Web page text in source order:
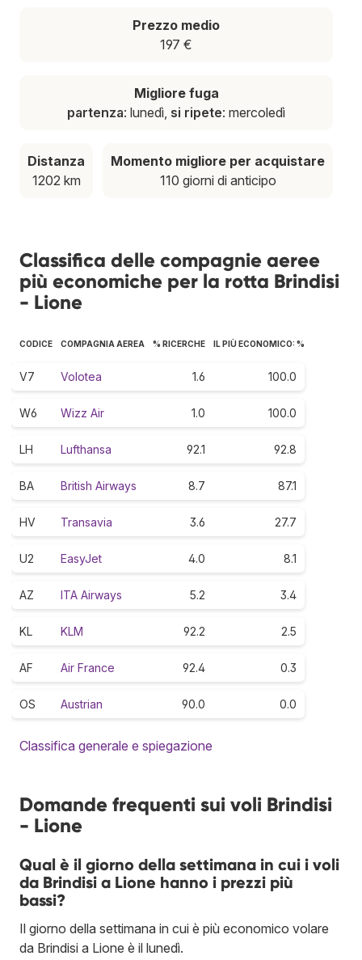
Prezzo medio
197 €
Migliore fuga
partenza: lunedì, si ripete: mercoledì
Distanza
1202 km
Momento migliore per acquistare
110 giorni di anticipo
Classifica delle compagnie aeree
più economiche per la rotta Brindisi
- Lione
CODICE COMPAGNIA AEREA % RICERCHE IL PIÙ ECONOMICO: %
V7 Volotea 1.6 100.0
W6 Wizz Air 1.0 100.0
LH Lufthansa 92.1 92.8
BA British Airways 8.7 87.1
HV Transavia 3.6 27.7
U2 EasyJet 4.0 8.1
AZ ITA Airways 5.2 3.4
KL KLM 92.2 2.5
AF Air France 92.4 0.3
OS Austrian 90.0 0.0
Classifica generale e spiegazione
Domande frequenti sui voli Brindisi
- Lione
Qual è il giorno della settimana in cui i voli
da Brindisi a Lione hanno i prezzi più
bassi?
Il giorno della settimana in cui è più economico volare
da Brindisi a Lione è il lunedì.